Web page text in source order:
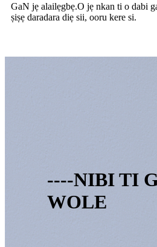
GaN jẹ alailẹgbẹ.O jẹ nkan ti o dabi
ṣiṣẹ daradara diẹ sii, ooru kere si.
----NIBI TI
WOLE